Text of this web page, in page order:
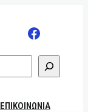
ΕΠΙΚΟΙΝΩΝΙΑ